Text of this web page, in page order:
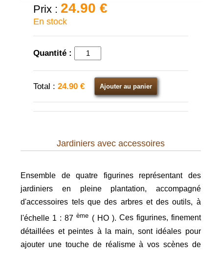
Prix : 24.90 €
En stock
Quantité :
Total :24.90 € Ajouter au panier
Jardiniers avec accessoires
Ensemble de quatre figurines représentant des
jardiniers en pleine plantation, accompagné
d'accessoires tels que des arbres et des outils, à
l'échelle 1 : 87ème ( HO ). Ces figurines, finement
détaillées et peintes à la main, sont idéales pour
ajouter une touche de réalisme à vos scènes de